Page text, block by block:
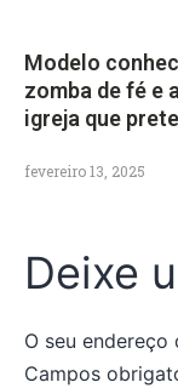
Modelo
zomba de fé e
igreja que
fevereiro 13, 2025
Deixe
O seu
Campos